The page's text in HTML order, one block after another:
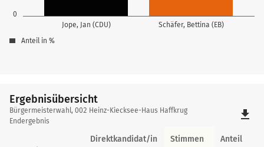
0
Jope, Jan (CDU) Schäfer, Bettina (EB)
Anteil in %
Ergebnisübersicht
Ergebnisübersicht
Bürgermeisterwahl, 002 Heinz-Kiecksee-Haus Haffkrug
Endergebnis
file_download
Direktkandidat/in Stimmen Anteil